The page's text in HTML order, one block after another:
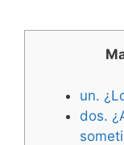
un.
dos.